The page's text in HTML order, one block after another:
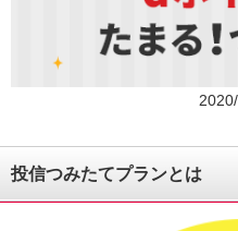
投信つみたてプランとは